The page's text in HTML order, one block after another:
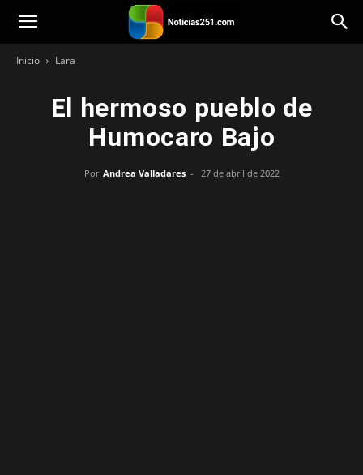
Noticias251
Inicio Lara
El hermoso pueblo de
Humocaro Bajo
Por Andrea Valladares - 27 de abril de 2022